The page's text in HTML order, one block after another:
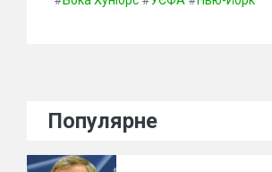
Популярне